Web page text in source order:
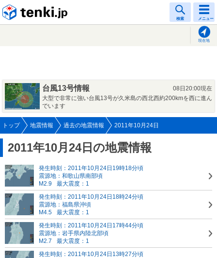
検索 メニュー
現在地
台風13号情報
08日20:00現在
大型で非常に強い台風13号が久米島の西北西約200kmを西に進ん
でいます
トップ 地震情報 過去の地震情報 2011年10月24日
2011年10月24日の地震情報
発生時刻：2011年10月24日19時18分頃
震源地：和歌山県南部頃
M2.9
最大震度：1
発生時刻：2011年10月24日18時24分頃
震源地：福島県沖頃
M4.5
最大震度：1
発生時刻：2011年10月24日17時44分頃
震源地：岩手県内陸北部頃
M2.7
最大震度：1
発生時刻：2011年10月24日13時27分頃